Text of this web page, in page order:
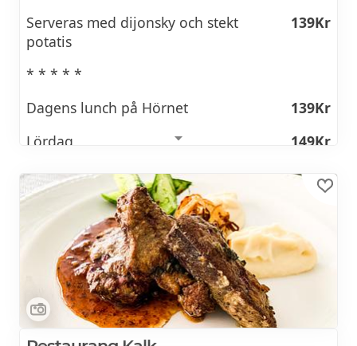
Serveras med dijonsky och stekt
potatis
139Kr
* * * * *
Dagens lunch på Hörnet
139Kr
Lördag
149Kr
Salladsbuffé, vatten eller lingondricka, två
sorters eget bröd & kaffe/te ingår.
Dricka och salladsbuffé ingår ej vid
avhämtning
Se veckans lunchmeny >>